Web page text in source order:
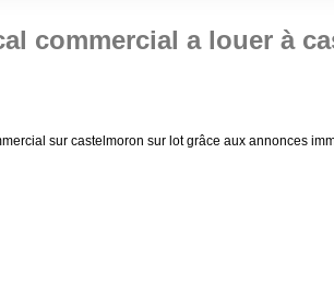
commercial a louer à
sur castelmoron sur lot grâce aux annonces